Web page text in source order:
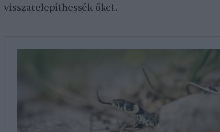
visszatelepíthessék őket.